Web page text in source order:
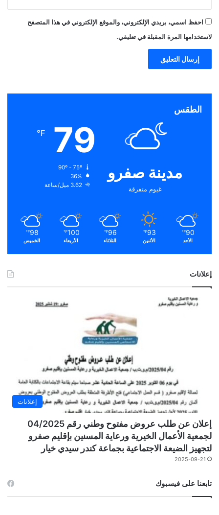
احفظ اسمي، بريدي الإلكتروني، والموقع الإلكتروني في هذا المتصفح
لاستخدامها المرة المقبلة في تعليقي.
الطقس
مدينة صفرو
غيوم متفرقة
79
℉
36%
3.62 ميل/ساعة
90
℉
الأحد
93
℉
الأثنين
96
℉
الثلاثاء
100
℉
الأربعاء
98
℉
الخميس
إعلانات
إعلانات
إعلان عن طلب عروض مفتوح وطني رقم 04/2025
لجمعية الأعمال الخيرية ورعاية المسنين بإقليم صفرو
لتجهيز الضيعة الاجتماعية بجماعة كندر سيدي خيار
2025-09-21
تابعنا على فيسبوك